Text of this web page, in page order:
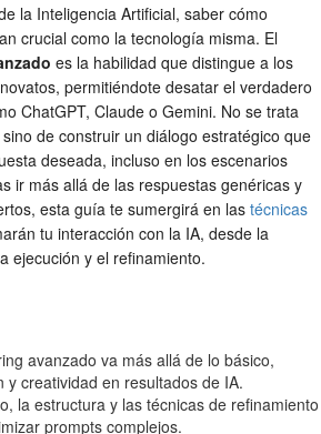
la Inteligencia Artificial, saber cómo
crucial como la tecnología misma. El
es la habilidad que distingue a los
permitiéndote desatar el verdadero
ChatGPT, Claude o Gemini. No se trata
de construir un diálogo estratégico que
deseada, incluso en los escenarios
ir más allá de las respuestas genéricas y
esta guía te sumergirá en las técnicas
tu interacción con la IA, desde la
ejecución y el refinamiento.
avanzado va más allá de lo básico,
y creatividad en resultados de IA.
la estructura y las técnicas de refinamiento
prompts complejos.